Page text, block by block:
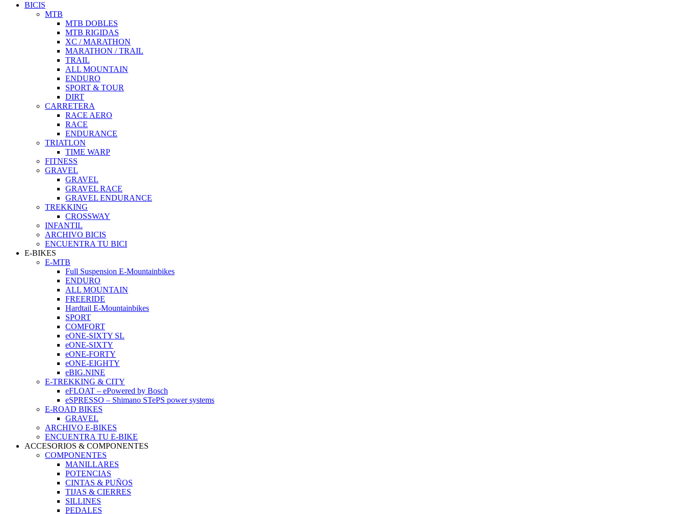
BICIS
MTB
MTB DOBLES
MTB RIGIDAS
XC / MARATHON
MARATHON / TRAIL
TRAIL
ALL MOUNTAIN
ENDURO
SPORT & TOUR
DIRT
CARRETERA
RACE AERO
RACE
ENDURANCE
TRIATLON
TIME WARP
FITNESS
GRAVEL
GRAVEL
GRAVEL RACE
GRAVEL ENDURANCE
TREKKING
CROSSWAY
INFANTIL
ARCHIVO BICIS
ENCUENTRA TU BICI
E-BIKES
E-MTB
Full Suspension E-Mountainbikes
ENDURO
ALL MOUNTAIN
FREERIDE
Hardtail E-Mountainbikes
SPORT
COMFORT
eONE-SIXTY SL
eONE-SIXTY
eONE-FORTY
eONE-EIGHTY
eBIG.NINE
E-TREKKING & CITY
eFLOAT – ePowered by Bosch
eSPRESSO – Shimano STePS power systems
E-ROAD BIKES
GRAVEL
ARCHIVO E-BIKES
ENCUENTRA TU E-BIKE
ACCESORIOS & COMPONENTES
COMPONENTES
MANILLARES
POTENCIAS
CINTAS & PUÑOS
TIJAS & CIERRES
SILLINES
PEDALES